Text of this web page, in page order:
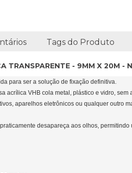
Tags do Produto
TRANSPARENTE - 9MM X 20M -
para ser a solução de fixação definitiva.
acrílica VHB cola metal, plástico e vidro,
aparelhos eletrônicos ou qualquer outro
desapareça aos olhos,